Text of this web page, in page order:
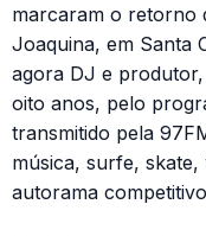
marcaram o retorno
Joaquina, em Santa
agora DJ e
oito anos, pelo
transmitido pela
música, surfe,
autorama